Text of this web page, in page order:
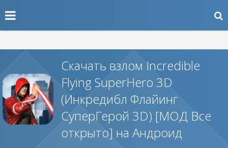
Скачать взлом Incredible
Flying SuperHero 3D
(Инкредибл Флайинг
СуперГерой 3D) [МОД Все
открыто] на Андроид